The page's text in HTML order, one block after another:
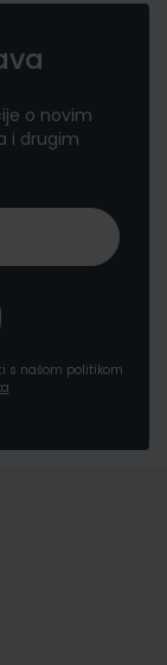
o novim
i drugim
s našom politikom